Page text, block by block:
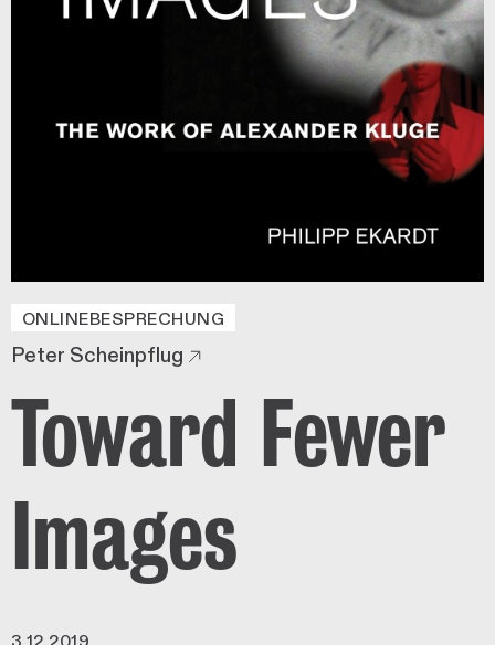
ONLINEBESPRECHUNG
Peter Scheinpflug
Toward Fewer
Images